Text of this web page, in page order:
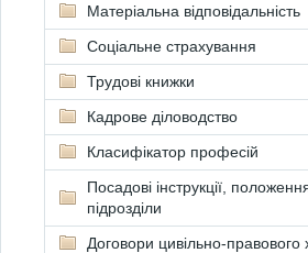
Матеріальна відповідальність
Соціальне страхування
Трудові книжки
Кадрове діловодство
Класифікатор професій
Посадові інструкції,
підрозділи
Договори цивільно-правового